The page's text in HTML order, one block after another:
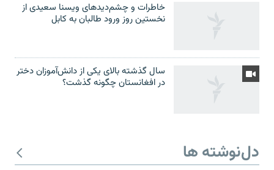
خاطرات و چشم‌دید‌های ویسنا سعیدی از
نخستین روز ورود طالبان به کابل
سال گذشته بالای یکی از دانش‌آموزان دختر
در افغانستان چگونه گذشت؟
دل‌نوشته ها